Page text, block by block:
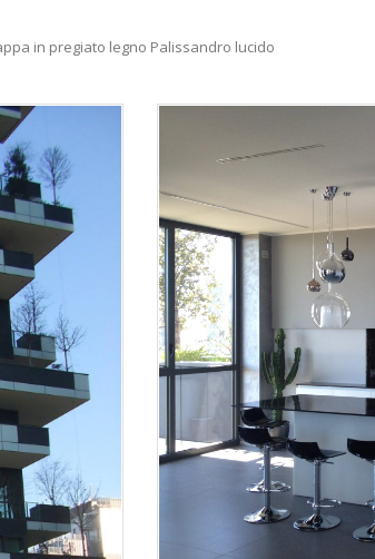
in pregiato legno Palissandro lucido